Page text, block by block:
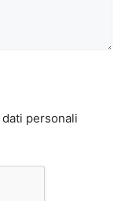
personali